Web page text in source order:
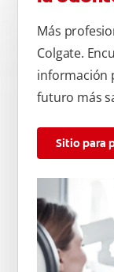
Más
Colgate.
información
futuro más
Sitio para